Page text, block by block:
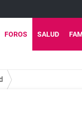
FOROS SALUD